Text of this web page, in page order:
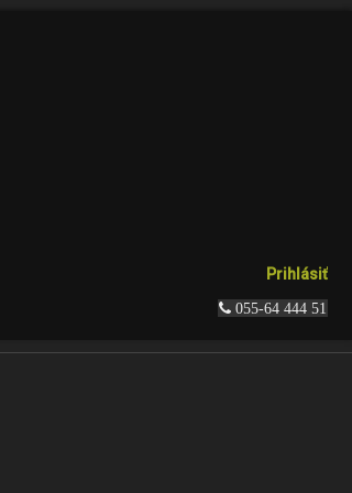
Prihlásiť
055-64 444 51